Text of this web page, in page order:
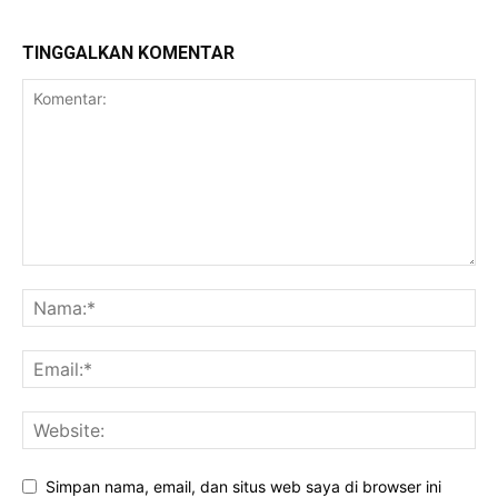
TINGGALKAN KOMENTAR
Simpan nama, email, dan situs web saya di browser ini